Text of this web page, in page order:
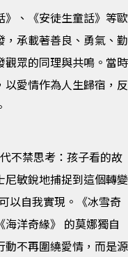
》、《安徒生童話》等歐
，承載著善良、勇氣、勤
觀眾的同理與共鳴。當時
以愛情作為人生歸宿，反
不禁思考：孩子看的故
尼敏銳地捕捉到這個轉變
自我實現。《冰雪奇
洋奇緣》 的莫娜獨自
動不再圍繞愛情，而是源